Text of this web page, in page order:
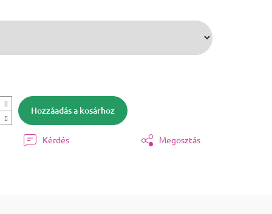
Hozzáadás a kosárhoz
Kérdés Megosztás